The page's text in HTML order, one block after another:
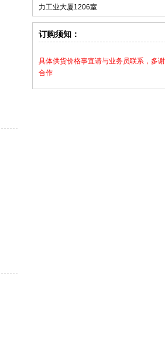
力工业大厦1206室
订购须知：
具体供货价格事宜请与业务员联系，多谢
合作